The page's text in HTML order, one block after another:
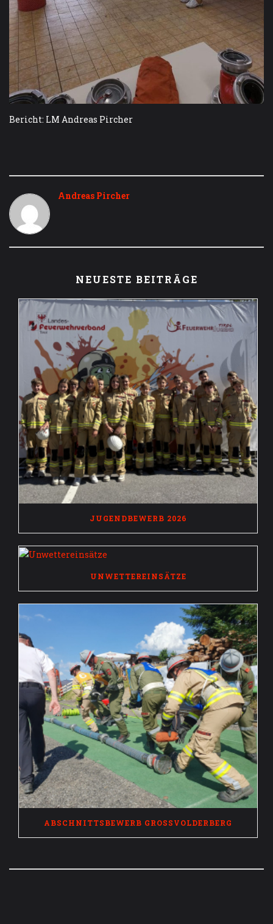
Bericht: LM Andreas Pircher
Andreas Pircher
NEUESTE BEITRÄGE
JUGENDBEWERB 2026
UNWETTEREINSÄTZE
ABSCHNITTSBEWERB GROSSVOLDERBERG